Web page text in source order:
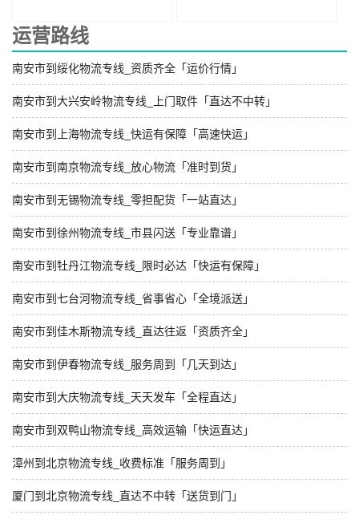
运营路线
南安市到绥化物流专线_资质齐全「运价行情」
南安市到大兴安岭物流专线_上门取件「直达不中转」
南安市到上海物流专线_快运有保障「高速快运」
南安市到南京物流专线_放心物流「准时到货」
南安市到无锡物流专线_零担配货「一站直达」
南安市到徐州物流专线_市县闪送「专业靠谱」
南安市到牡丹江物流专线_限时必达「快运有保障」
南安市到七台河物流专线_省事省心「全境派送」
南安市到佳木斯物流专线_直达往返「资质齐全」
南安市到伊春物流专线_服务周到「几天到达」
南安市到大庆物流专线_天天发车「全程直达」
南安市到双鸭山物流专线_高效运输「快运直达」
漳州到北京物流专线_收费标准「服务周到」
厦门到北京物流专线_直达不中转「送货到门」